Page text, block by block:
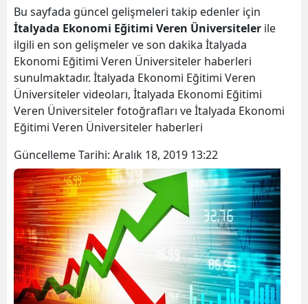
Bu sayfada güncel gelişmeleri takip edenler için
İtalyada Ekonomi Eğitimi Veren Üniversiteler ile
ilgili en son gelişmeler ve son dakika İtalyada
Ekonomi Eğitimi Veren Üniversiteler haberleri
sunulmaktadır. İtalyada Ekonomi Eğitimi Veren
Üniversiteler videoları, İtalyada Ekonomi Eğitimi
Veren Üniversiteler fotoğrafları ve İtalyada Ekonomi
Eğitimi Veren Üniversiteler haberleri
Güncelleme Tarihi: Aralık 18, 2019 13:22